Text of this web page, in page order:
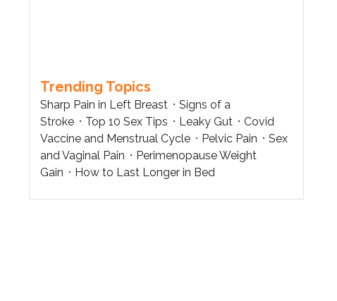
Trending Topics
Sharp Pain in Left Breast
Signs of a
Stroke
Top 10 Sex Tips Leaky Gut
Covid
Vaccine and Menstrual Cycle
Pelvic Pain
Sex
and Vaginal Pain
Perimenopause Weight
Gain
How to Last Longer in Bed